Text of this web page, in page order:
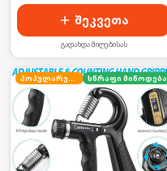
შეკვეთა
გადახდა მიღებისას
პოპულარული სწრაფი მიწოდება